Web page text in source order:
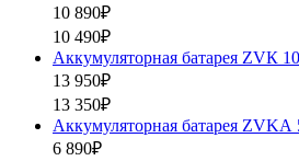
10 890₽
10 490₽
Аккумуляторная батарея ZVК
13 950₽
13 350₽
Аккумуляторная батарея
6 890₽